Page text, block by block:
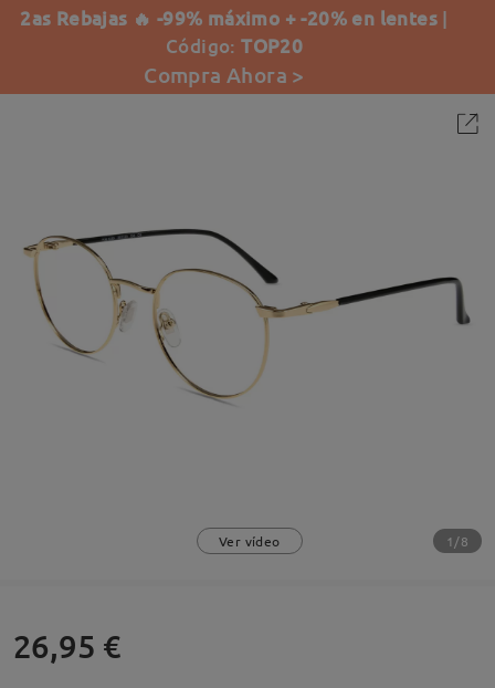
2as Rebajas 🔥 -99% máximo + -20% en lentes |
Código:TOP20
Compra Ahora >
Ver vídeo 1/8
26,95 €